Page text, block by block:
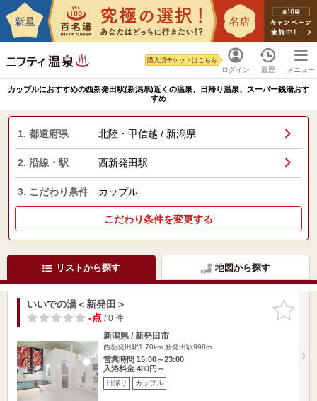
ログイン
購入済チケットはこちら
履歴 メニュー
カップルにおすすめの西新発田駅(新潟県)近くの温泉、日帰り温泉、スーパー銭湯おす
すめ
1. 都道府県 北陸・甲信越 / 新潟県
2. 沿線・駅 西新発田駅
3. こだわり条件 カップル
こだわり条件を変更する
リストから探す 地図から探す
お気に入
りに追加
いいでの湯＜新発田＞
-点/ 0 件
新潟県 / 新発田市
西新発田駅1.70km 新発田駅998m
営業時間 15:00～23:00
入浴料金 480円～
日帰り カップル